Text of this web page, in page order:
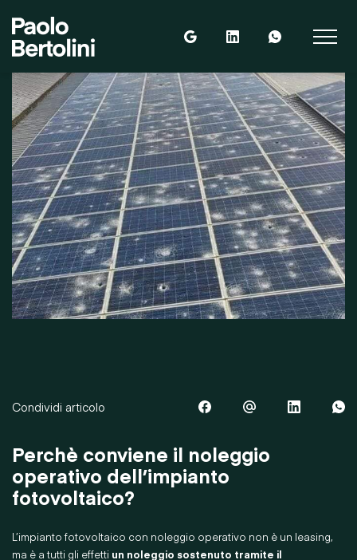
Condividi articolo
Perchè conviene il noleggio
operativo dell’impianto
fotovoltaico?
L’impianto fotovoltaico con noleggio operativo non è un leasing,
ma è a tutti gli effetti un noleggio sostenuto tramite il